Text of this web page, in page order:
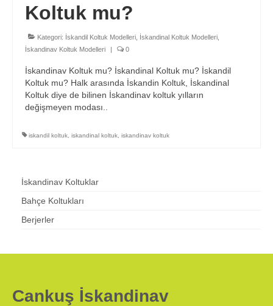
Koltuk mu?
Kategori: İskandil Koltuk Modelleri İskandinal Koltuk Modelleri
İskandinav Koltuk Modelleri
| 0
İskandinav Koltuk mu? İskandinal Koltuk mu? İskandil
Koltuk mu? Halk arasında İskandin Koltuk, İskandinal
Koltuk diye de bilinen İskandinav koltuk yılların
değişmeyen modası..
iskandil koltuk iskandinal koltuk iskandinav koltuk
İskandinav Koltuklar
Bahçe Koltukları
Berjerler
Cankuş İskandinav